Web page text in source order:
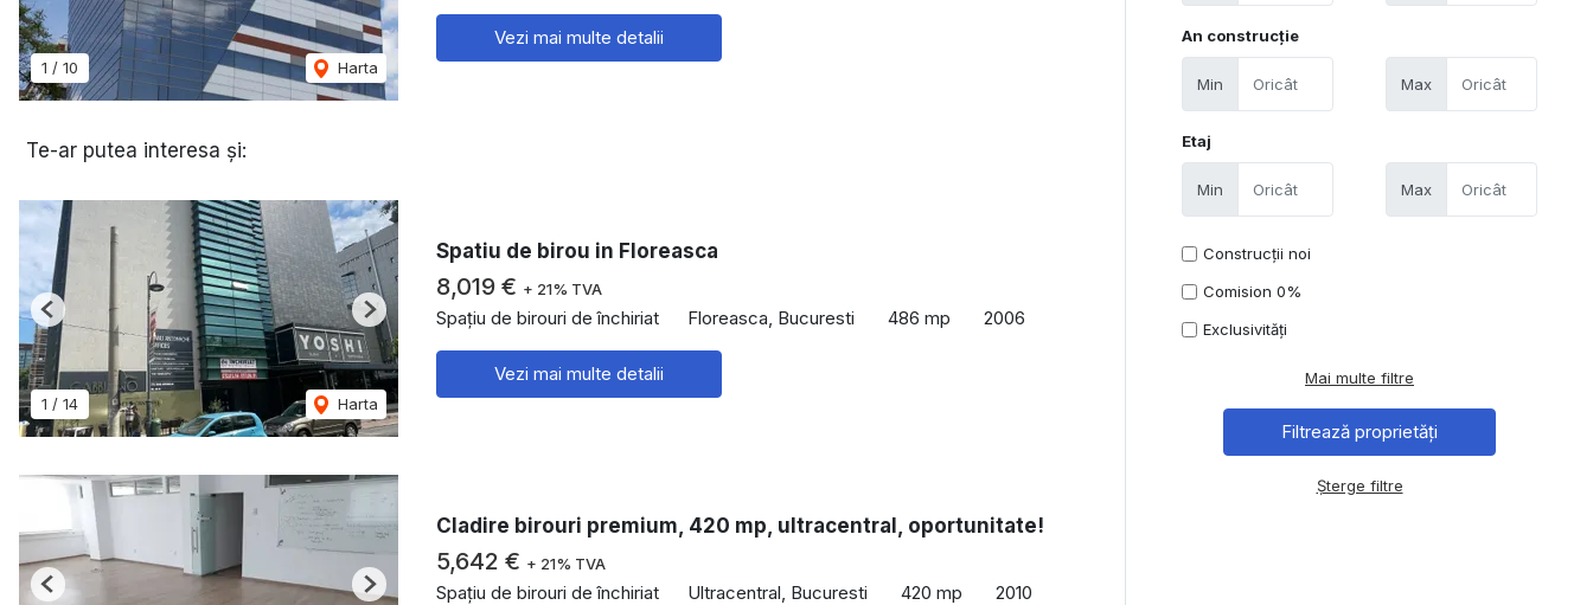
1 / 10 Harta
Vezi mai multe detalii
Te-ar putea interesa și:
1 / 14 Harta
Previous Next
Spatiu de birou in Floreasca
8,019 € + 21% TVA
Spațiu de birouri de închiriat Floreasca, Bucuresti 486 mp 2006
Vezi mai multe detalii
Previous Next
Cladire birouri premium, 420 mp, ultracentral, oportunitate!
5,642 € + 21% TVA
Spațiu de birouri de închiriat Ultracentral, Bucuresti 420 mp 2010
An construcție
Min Max
Etaj
Min Max
Construcții noi
Comision 0%
Exclusivități
Mai multe filtre
Șterge filtre